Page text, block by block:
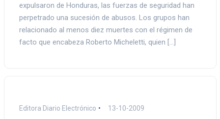
expulsaron de Honduras, las fuerzas de seguridad han
perpetrado una sucesión de abusos. Los grupos han
relacionado al menos diez muertes con el régimen de
facto que encabeza Roberto Micheletti, quien […]
Editora Diario Electrónico 13-10-2009